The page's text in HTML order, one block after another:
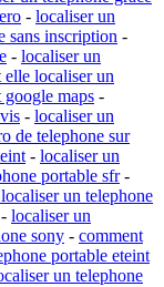
- localiser un
sans inscription -
- localiser un
localiser un
google maps -
- localiser un
de telephone sur
- localiser un
portable sfr-
un telephone
- localiser un
sony - comment
portable eteint
un telephone